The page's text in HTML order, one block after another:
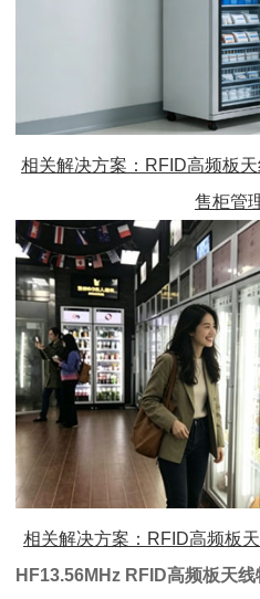
相关解决方案：RFID高频板
售柜管
相关解决方案：RFID高频板
HF13.56MHz RFID高频板天